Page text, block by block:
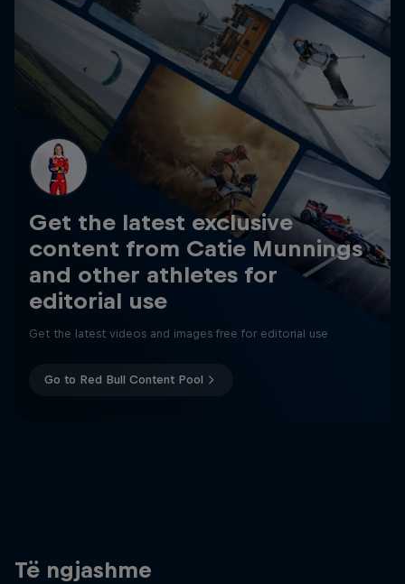
Get the latest exclusive
content from Catie Munnings
and other athletes for
editorial use
Get the latest videos and images free for editorial use
Go to Red Bull Content Pool
Të ngjashme